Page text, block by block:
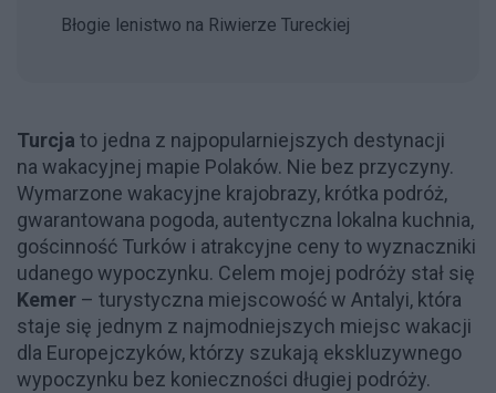
Błogie lenistwo na Riwierze Tureckiej
Turcja to jedna z najpopularniejszych destynacji
na wakacyjnej mapie Polaków. Nie bez przyczyny.
Wymarzone wakacyjne krajobrazy, krótka podróż,
gwarantowana pogoda, autentyczna lokalna kuchnia,
gościnność Turków i atrakcyjne ceny to wyznaczniki
udanego wypoczynku. Celem mojej podróży stał się
Kemer – turystyczna miejscowość w Antalyi, która
staje się jednym z najmodniejszych miejsc wakacji
dla Europejczyków, którzy szukają ekskluzywnego
wypoczynku bez konieczności długiej podróży.